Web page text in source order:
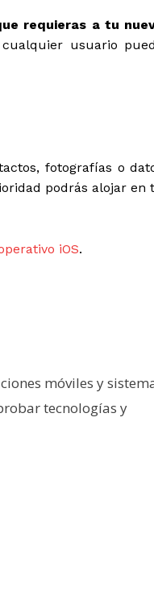
requieras a tu
usuario
fotografías o
podrás alojar en
iOS.
móviles y
tecnologías y